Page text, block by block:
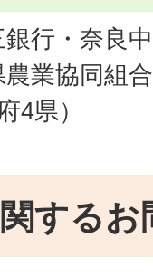
行・奈良
業協同組
4県）
するお